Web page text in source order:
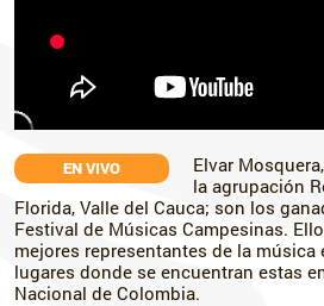
EN VIVO
Elvar
la agrupación
Florida, Valle del Cauca; son los
Festival de Músicas Campesinas.
mejores representantes de la música
lugares donde se encuentran estas
Nacional de Colombia.